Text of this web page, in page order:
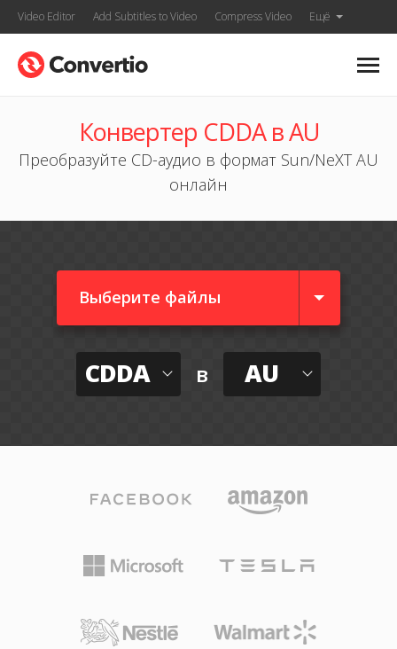
Video Editor Add Subtitles to Video Compress Video Ещё
Конвертер CDDA в AU
Преобразуйте CD-аудио в формат Sun/NeXT AU
онлайн
Выберите файлы
CDDA в AU